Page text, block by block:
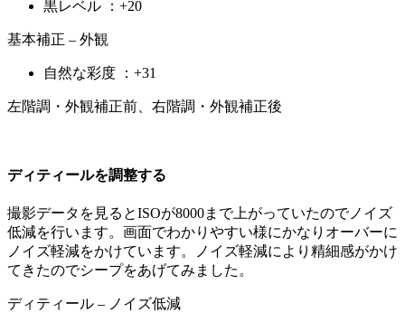
黒レベル ：+20
基本補正 – 外観
自然な彩度 ：+31
左階調・外観補正前、右階調・外観補正後
ディティールを調整する
撮影データを見るとISOが8000まで上がっていたのでノイズ
低減を行います。画面でわかりやすい様にかなりオーバーに
ノイズ軽減をかけています。ノイズ軽減により精細感がかけ
てきたのでシープをあげてみました。
ディティール – ノイズ低減